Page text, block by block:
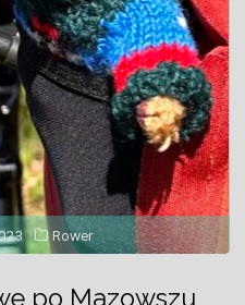
Rower
po Mazowszu